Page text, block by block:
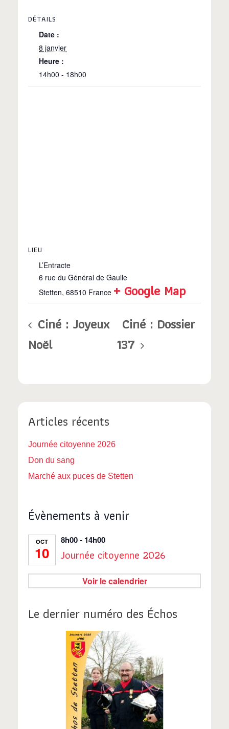
DÉTAILS
Date :
8 janvier
Heure :
14h00 - 18h00
LIEU
L’Entracte
6 rue du Général de Gaulle
Stetten, 68510 France + Google Map
Ciné : Joyeux
Noël
Ciné : Dossier
137
Articles récents
Journée citoyenne 2026
Don du sang
Marché aux puces de Stetten
Évènements à venir
OCT
10
8h00- 14h00
Journée citoyenne 2026
Voir le calendrier
Le dernier numéro des Échos